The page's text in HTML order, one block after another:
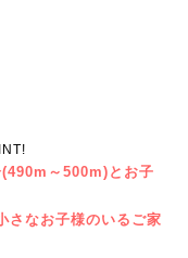
～500m)とお子
さなお子様のいるご家